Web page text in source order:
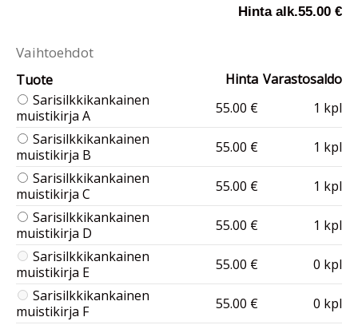
Hinta alk.55.00 €
Vaihtoehdot
Tuote Hinta Varastosaldo
Sarisilkkikankainen
muistikirja A
55.00 €
1 kpl
Sarisilkkikankainen
muistikirja B
55.00 €
1 kpl
Sarisilkkikankainen
muistikirja C
55.00 €
1 kpl
Sarisilkkikankainen
muistikirja D
55.00 €
1 kpl
Sarisilkkikankainen
muistikirja E
55.00 €
0 kpl
Sarisilkkikankainen
muistikirja F
55.00 €
0 kpl